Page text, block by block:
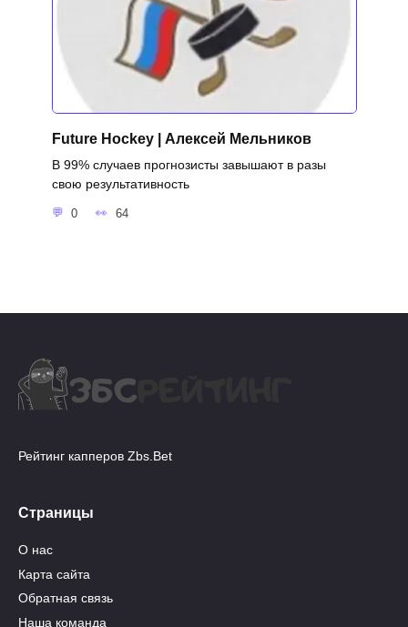
Future Hockey | Алексей Мельников
В 99% случаев прогнозисты завышают в разы
свою результативность
0 64
Рейтинг капперов Zbs.Bet
Страницы
О нас
Карта сайта
Обратная связь
Наша команда